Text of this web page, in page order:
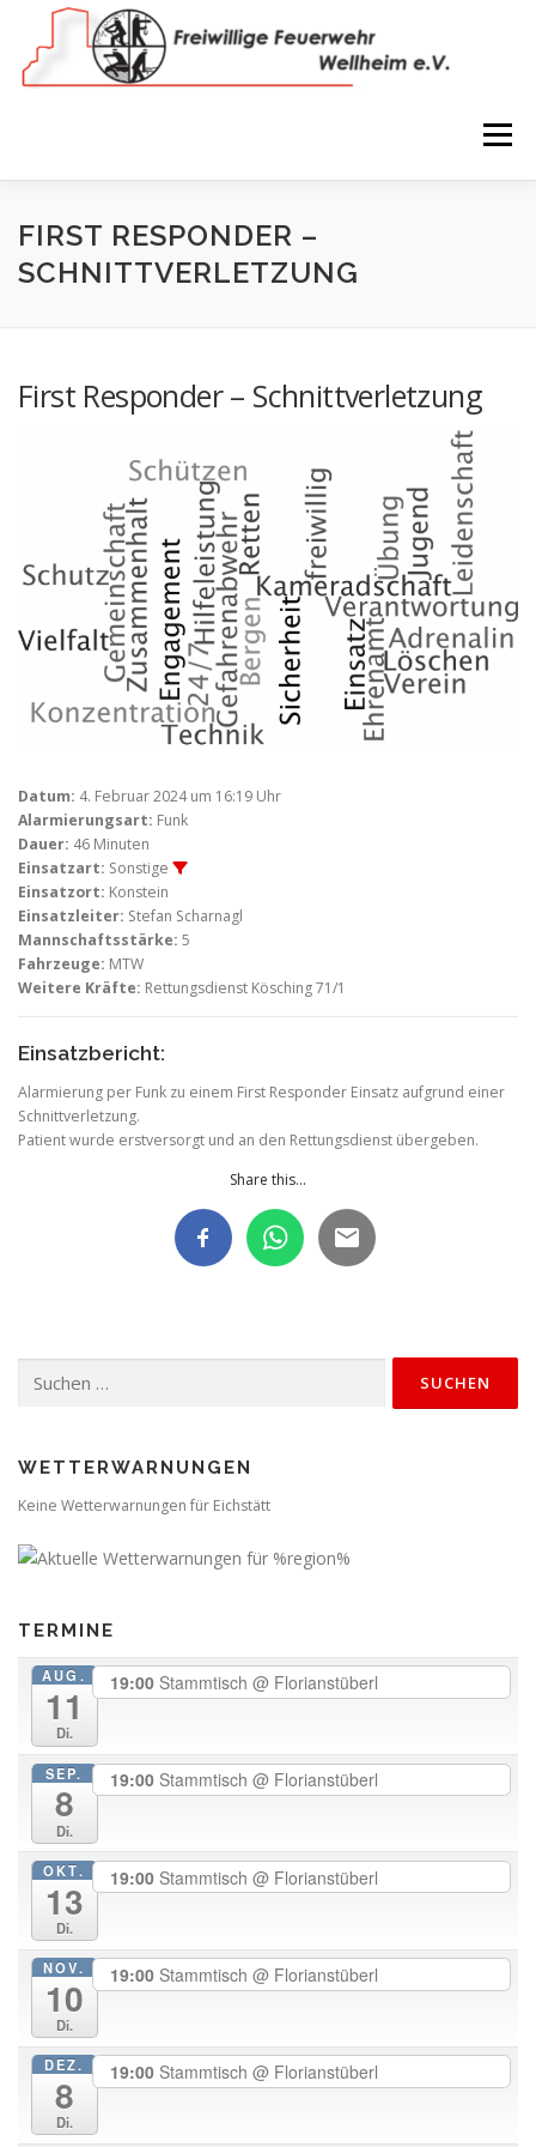
springen
Menü
NEWS VEREIN 150 JAHRE
COOKIE-RICHTLINIE (EU)
FIRST RESPONDER –
SCHNITTVERLETZUNG
First Responder – Schnittverletzung
Datum: 4. Februar 2024 um 16:19 Uhr
Alarmierungsart: Funk
Dauer: 46 Minuten
Einsatzart: Sonstige
Einsatzort: Konstein
Einsatzleiter: Stefan Scharnagl
Mannschaftsstärke: 5
Fahrzeuge: MTW
Weitere Kräfte: Rettungsdienst Kösching 71/1
Einsatzbericht:
Alarmierung per Funk zu einem First Responder Einsatz aufgrund einer
Schnittverletzung.
Patient wurde erstversorgt und an den Rettungsdienst übergeben.
Share this...
nach:
WETTERWARNUNGEN
Keine Wetterwarnungen für Eichstätt
TERMINE
AUG.
11
Di.
19:00 Stammtisch @ Florianstüberl
SEP.
8
Di.
19:00 Stammtisch @ Florianstüberl
OKT.
13
Di.
19:00 Stammtisch @ Florianstüberl
NOV.
10
Di.
19:00 Stammtisch @ Florianstüberl
DEZ.
8
Di.
19:00 Stammtisch @ Florianstüberl